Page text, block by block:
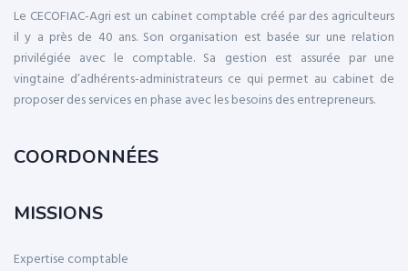
Le CECOFIAC-Agri est un cabinet comptable créé par des agriculteurs
il y a près de 40 ans. Son organisation est basée sur une relation
privilégiée avec le comptable. Sa gestion est assurée par une
vingtaine d’adhérents-administrateurs ce qui permet au cabinet de
proposer des services en phase avec les besoins des entrepreneurs.
COORDONNÉES
MISSIONS
Expertise comptable